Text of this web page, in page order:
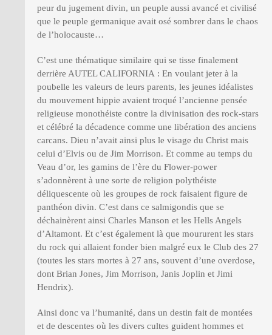
peur du jugement divin, un peuple aussi avancé et civilisé
que le peuple germanique avait osé sombrer dans le chaos
de l’holocauste…
C’est une thématique similaire qui se tisse finalement
derrière AUTEL CALIFORNIA : En voulant jeter à la
poubelle les valeurs de leurs parents, les jeunes idéalistes
du mouvement hippie avaient troqué l’ancienne pensée
religieuse monothéiste contre la divinisation des rock-stars
et célébré la décadence comme une libération des anciens
carcans. Dieu n’avait ainsi plus le visage du Christ mais
celui d’Elvis ou de Jim Morrison. Et comme au temps du
Veau d’or, les gamins de l’ère du Flower-power
s’adonnèrent à une sorte de religion polythéiste
déliquescente où les groupes de rock faisaient figure de
panthéon divin. C’est dans ce salmigondis que se
déchainèrent ainsi Charles Manson et les Hells Angels
d’Altamont. Et c’est également là que moururent les stars
du rock qui allaient fonder bien malgré eux le Club des 27
(toutes les stars mortes à 27 ans, souvent d’une overdose,
dont Brian Jones, Jim Morrison, Janis Joplin et Jimi
Hendrix).
Ainsi donc va l’humanité, dans un destin fait de montées
et de descentes où les divers cultes guident hommes et